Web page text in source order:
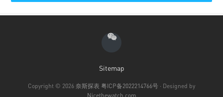
Sitemap
Copyright © 2026 奈斯探表 粤ICP备2022214766号 · Designed by
Nicethewatch.com